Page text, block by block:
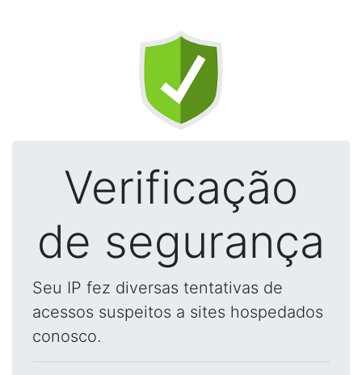
Verificação
de segurança
Seu IP fez diversas tentativas de
acessos suspeitos a sites hospedados
conosco.